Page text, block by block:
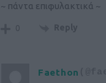
~ πάντα επιφυλακτικά ~
0 Reply
Faethon